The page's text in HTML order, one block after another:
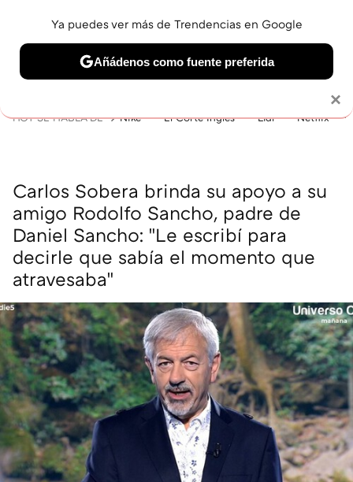
BELLEZA SHOPPING VIAJES GASTRO SNEAKERS
HOY SE HABLA DE Nike El Corte Inglés Lidl Netflix
Carlos Sobera brinda su apoyo a su
amigo Rodolfo Sancho, padre de
Daniel Sancho: "Le escribí para
decirle que sabía el momento que
atravesaba"
×
Ya puedes ver más de Trendencias en Google
Añádenos como fuente preferida